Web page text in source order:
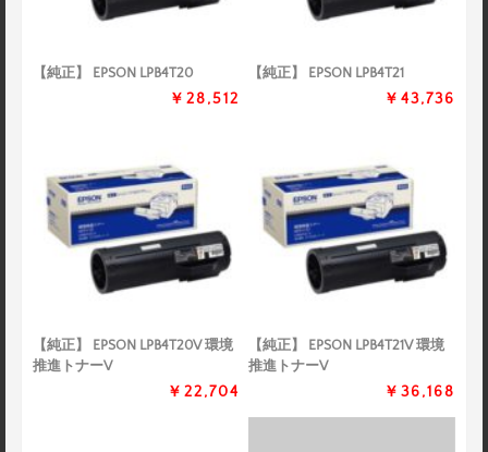
【純正】 EPSON LPB4T20
￥28,512
【純正】 EPSON LPB4T21
￥43,736
【純正】 EPSON LPB4T20V 環境
推進トナーV
￥22,704
【純正】 EPSON LPB4T21V 環境
推進トナーV
￥36,168